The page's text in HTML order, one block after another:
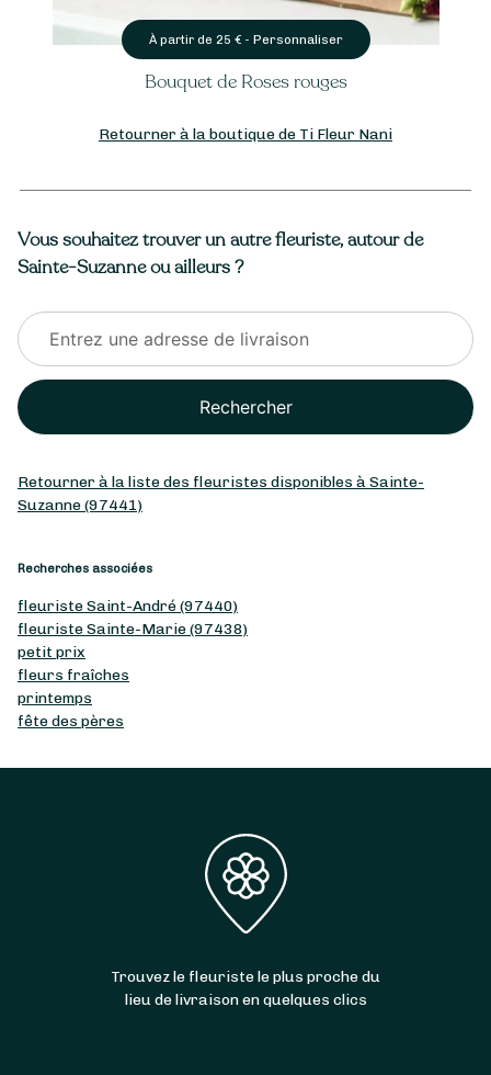
À partir de 25 € - Personnaliser
Bouquet de Roses rouges
Retourner à la boutique de Ti Fleur Nani
Vous souhaitez trouver un autre fleuriste, autour de
Sainte-Suzanne ou ailleurs ?
Rechercher
Retourner à la liste des fleuristes disponibles à Sainte-
Suzanne (97441)
Recherches associées
fleuriste Saint-André (97440)
fleuriste Sainte-Marie (97438)
petit prix
fleurs fraîches
printemps
fête des pères
Trouvez le fleuriste le plus proche du
lieu de livraison en quelques clics